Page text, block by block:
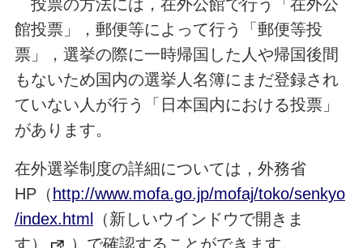
投票の方法には，在外公館で行う「在外公
館投票」，郵便等によって行う「郵便等投
票」，選挙の際に一時帰国した人や帰国後間
もないため国内の選挙人名簿にまだ登録され
ていない人が行う「日本国内における投票」
があります。
在外選挙制度の詳細については，外務省
HP（ http://www.mofa.go.jp/mofaj/toko/senkyo
/index.html
（新しいウインドウで開きま
す）
）で確認することができます。